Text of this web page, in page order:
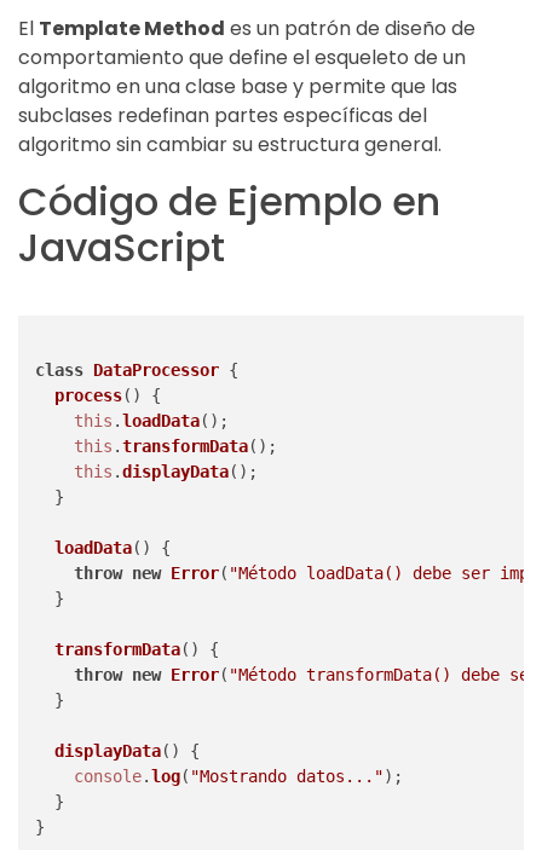
El Template Method es un patrón de diseño de
comportamiento que define el esqueleto de un
algoritmo en una clase base y permite que las
subclases redefinan partes específicas del
algoritmo sin cambiar su estructura general.
Código de Ejemplo en
JavaScript
class DataProcessor {
process( ) {
this .loadData();
this .transformData();
this .displayData();
  }
loadData( ) {
throw new Error( "Método loadData() debe ser
  }
transformData( ) {
throw new Error( "Método transformData() debe ser
  }
displayData( ) {
console.log( "Mostrando datos...");
  }
}